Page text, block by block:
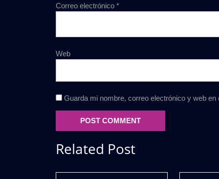
Correo electrónico *
Web
Guarda mi nombre, correo electrónico y web
Related Post